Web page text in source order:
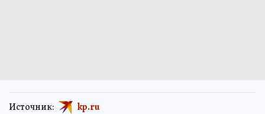
Источник: kp.ru